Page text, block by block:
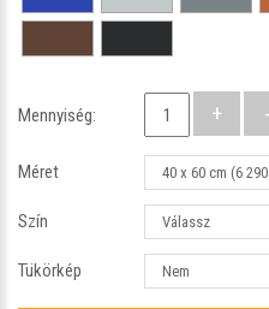
Mennyiség:
Méret
Szín
Tükörkép